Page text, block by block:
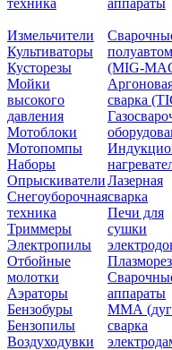
техника
Измельчители
Культиваторы
Кусторезы
Мойки
высокого
давления
Мотоблоки
Мотопомпы
Наборы
Опрыскиватели
Снегоуборочная
техника
Триммеры
Электропилы
Отбойные
молотки
Аэраторы
Бензобуры
Бензопилы
Воздуходувки
аппараты
(MIG-
сварка
Лазерная
сварка
Печи для
сушки
аппараты
ММА
сварка